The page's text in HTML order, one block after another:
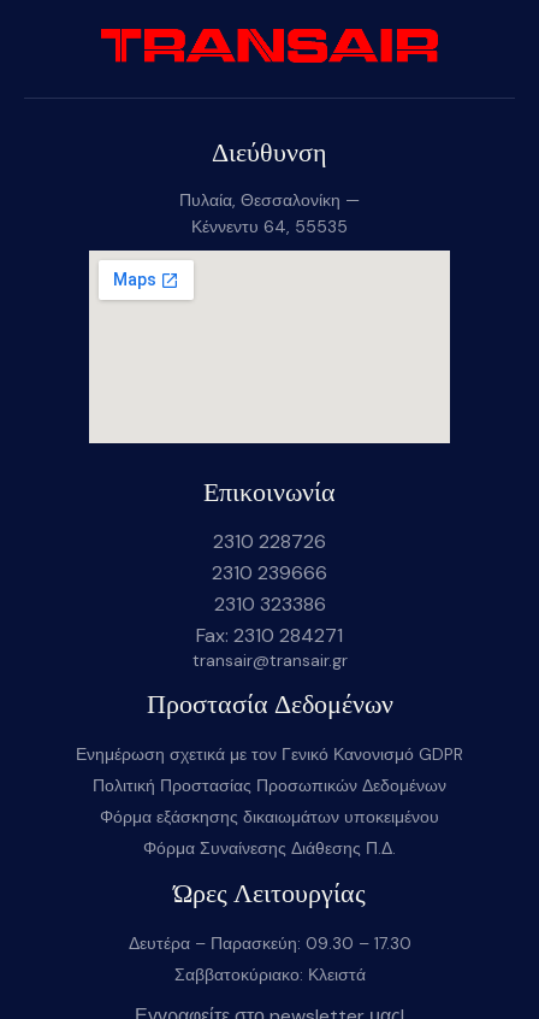
Διεύθυνση
Πυλαία, Θεσσαλονίκη —
Κέννεντυ 64, 55535
Επικοινωνία
2310 228726
2310 239666
2310 323386
Fax: 2310 284271
transair@transair.gr
Προστασία Δεδομένων
Ενημέρωση σχετικά με τον Γενικό Κανονισμό GDPR
Πολιτική Προστασίας Προσωπικών Δεδομένων
Φόρμα εξάσκησης δικαιωμάτων υποκειμένου
Φόρμα Συναίνεσης Διάθεσης Π.Δ.
Ώρες Λειτουργίας
Δευτέρα – Παρασκεύη: 09.30 – 17.30
Σαββατοκύριακο: Κλειστά